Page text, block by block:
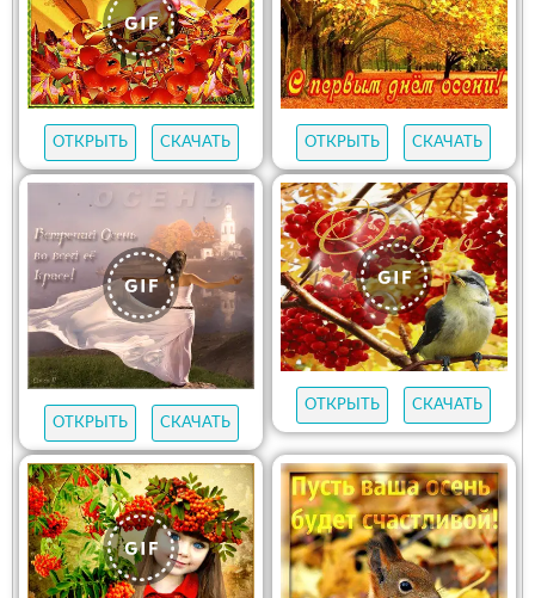
ОТКРЫТЬ СКАЧАТЬ ОТКРЫТЬ СКАЧАТЬ
ОТКРЫТЬ СКАЧАТЬ
ОТКРЫТЬ СКАЧАТЬ